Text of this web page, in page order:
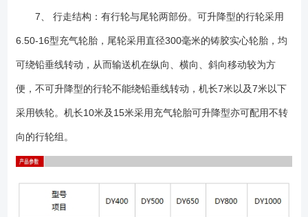
7、 行走结构：有行轮与尾轮两部份。可升降型的行轮采用
6.50-16型充气轮胎，尾轮采用直径300毫米的铸胶实心轮胎，均
可绕铅垂线转动，从而输送机在纵向、横向、斜向移动较为方
便，不可升降型的行轮不能绕铅垂线转动，机长7米以及7米以下
采用铁轮。机长10米及15米采用充气轮胎可升降型亦可配用不转
向的行轮组。